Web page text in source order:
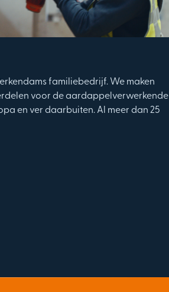
familiebedrijf. We maken
voor de aardappelverwerkende
en ver daarbuiten. Al meer dan 25